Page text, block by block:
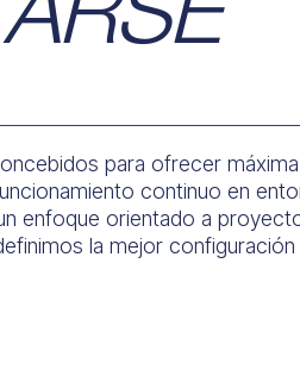
para ofrecer máxima
continuo en
enfoque orientado a
la mejor configuración